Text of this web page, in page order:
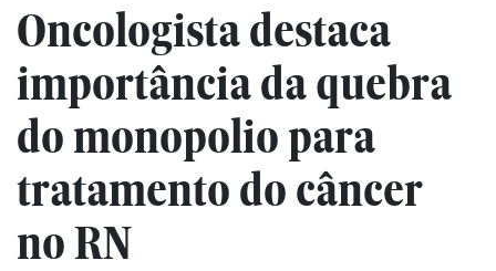
Oncologista destaca
importância da quebra
do monopolio para
tratamento do câncer
no RN